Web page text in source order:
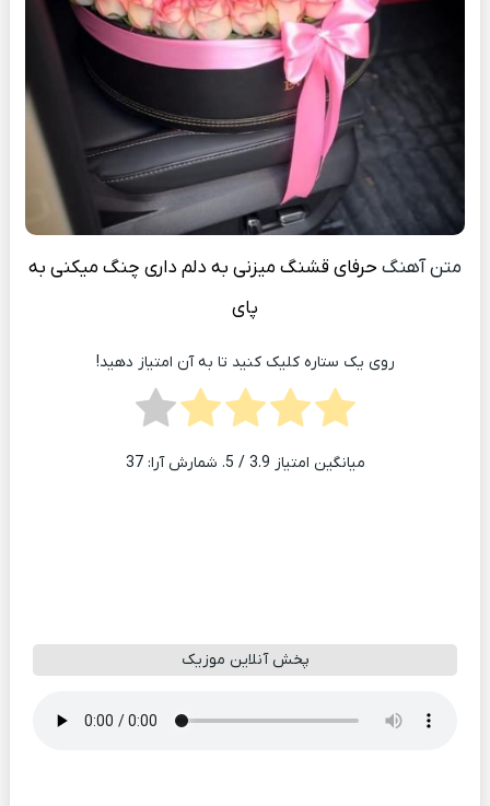
متن آهنگ حرفای قشنگ میزنی به دلم داری چنگ میکنی به
پای
روی یک ستاره کلیک کنید تا به آن امتیاز دهید!
میانگین امتیاز 3.9 / 5. شمارش آرا: 37
پخش آنلاین موزیک